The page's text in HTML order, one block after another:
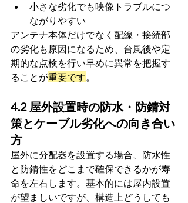
小さな劣化でも映像トラブルにつ
ながりやすい
アンテナ本体だけでなく配線・接続部
の劣化も原因になるため、台風後や定
期的な点検を行い早めに異常を把握す
ることが重要です。
4.2 屋外設置時の防水・防錆対
策とケーブル劣化への向き合い
方
屋外に分配器を設置する場合、防水性
と防錆性をどこまで確保できるかが寿
命を左右します。基本的には屋内設置
が望ましいですが、構造上どうしても